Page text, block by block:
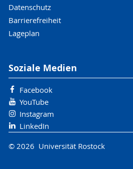
Datenschutz
Barrierefreiheit
Lageplan
Soziale Medien
Facebook
YouTube
Instagram
LinkedIn
© 2026 Universität Rostock